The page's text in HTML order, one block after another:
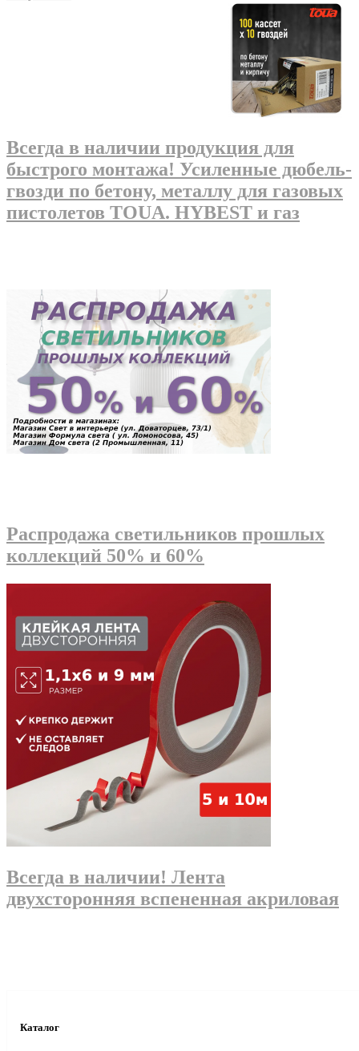
Всегда в наличии продукция для
быстрого монтажа! Усиленные дюбель-
гвозди по бетону, металлу для газовых
пистолетов TOUA. HYBEST и газ
Распродажа светильников прошлых
коллекций 50% и 60%
Всегда в наличии! Лента
двухсторонняя вспененная акриловая
Каталог